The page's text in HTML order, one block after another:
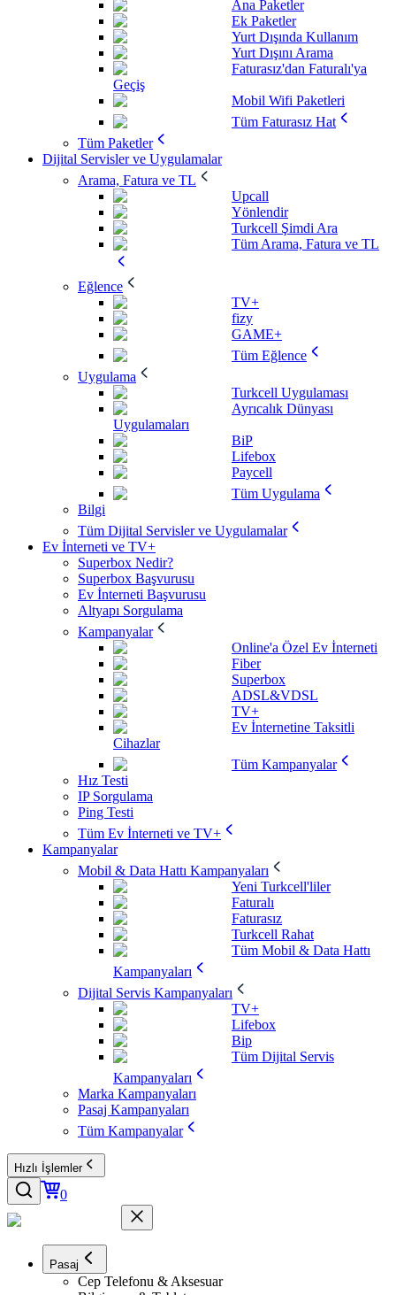
Ana Paketler
Ek Paketler
Yurt Dışında Kullanım
Yurt Dışını Arama
Faturasız'dan Faturalı'ya
Geçiş
Mobil Wifi Paketleri
Tüm Faturasız Hat
Tüm Paketler
Dijital Servisler ve Uygulamalar
Arama, Fatura ve TL
Upcall
Yönlendir
Turkcell Şimdi Ara
Tüm Arama, Fatura ve TL
Eğlence
TV+
fizy
GAME+
Tüm Eğlence
Uygulama
Turkcell Uygulaması
Ayrıcalık Dünyası
Uygulamaları
BiP
Lifebox
Paycell
Tüm Uygulama
Bilgi
Tüm Dijital Servisler ve Uygulamalar
Ev İnterneti ve TV+
Superbox Nedir?
Superbox Başvurusu
Ev İnterneti Başvurusu
Altyapı Sorgulama
Kampanyalar
Online'a Özel Ev İnterneti
Fiber
Superbox
ADSL&VDSL
TV+
Ev İnternetine Taksitli
Cihazlar
Tüm Kampanyalar
Hız Testi
IP Sorgulama
Ping Testi
Tüm Ev İnterneti ve TV+
Kampanyalar
Mobil & Data Hattı Kampanyaları
Yeni Turkcell'liler
Faturalı
Faturasız
Turkcell Rahat
Tüm Mobil & Data Hattı
Kampanyaları
Dijital Servis Kampanyaları
TV+
Lifebox
Bip
Tüm Dijital Servis
Kampanyaları
Marka Kampanyaları
Pasaj Kampanyaları
Tüm Kampanyalar
Hızlı İşlemler
0
Pasaj
Cep Telefonu & Aksesuar